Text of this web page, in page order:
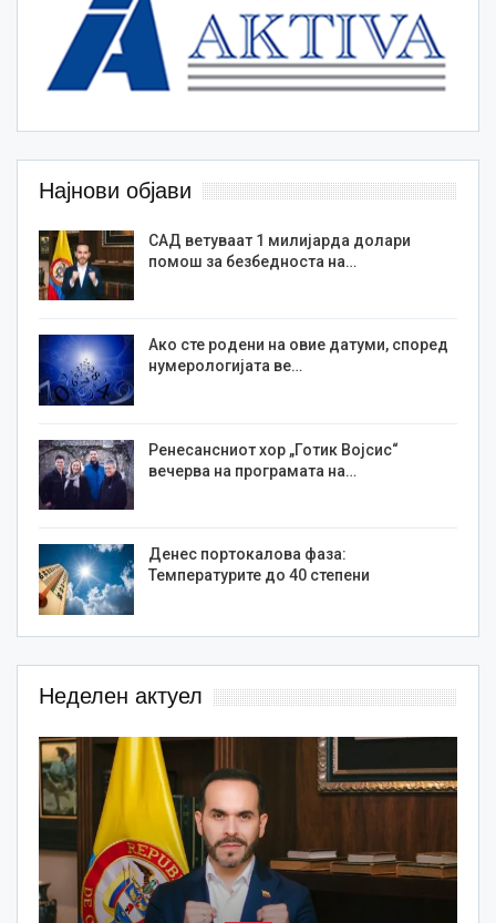
Најнови објави
САД ветуваат 1 милијарда долари
помош за безбедноста на…
Ако сте родени на овие датуми, според
нумерологијата ве…
Ренесансниот хор „Готик Војсис“
вечерва на програмата на…
Денес портокалова фаза:
Температурите до 40 степени
Неделен актуел